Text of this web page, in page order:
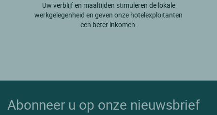
Uw verblijf en maaltijden stimuleren de lokale
werkgelegenheid en geven onze hotelexploitanten
een beter inkomen.
Abonneer u op onze nieuwsbrief